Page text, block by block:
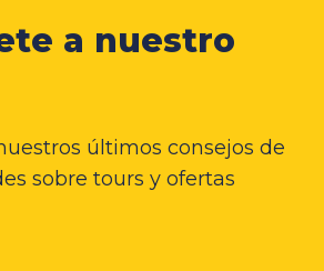
a nuestro
últimos consejos de
sobre tours y ofertas